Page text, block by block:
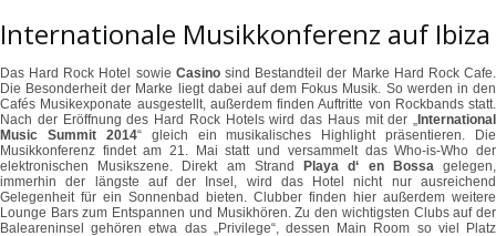
Internationale Musikkonferenz auf Ibiza
Das Hard Rock Hotel sowie Casinosind Bestandteil der Marke Hard Rock Cafe.
Die Besonderheit der Marke liegt dabei auf dem Fokus Musik. So werden in den
Cafés Musikexponate ausgestellt, außerdem finden Auftritte von Rockbands statt.
Nach der Eröffnung des Hard Rock Hotels wird das Haus mit der „ International
Music Summit 2014“ gleich ein musikalisches Highlight präsentieren. Die
Musikkonferenz findet am 21. Mai statt und versammelt das Who-is-Who der
elektronischen Musikszene. Direkt am Strand
Playa d‘ en Bossagelegen,
immerhin der längste auf der Insel, wird das Hotel nicht nur ausreichend
Gelegenheit für ein Sonnenbad bieten. Clubber finden hier außerdem weitere
Lounge Bars zum Entspannen und Musikhören. Zu den wichtigsten Clubs auf der
Baleareninsel gehören etwa das „Privilege“, dessen Main Room so viel Platz